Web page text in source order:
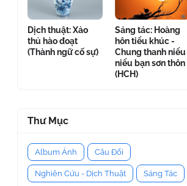
Dịch thuật: Xảo
thủ hào đoạt
(Thành ngữ cố sự)
Sáng tác: Hoàng
hôn tiểu khúc -
Chung thanh niểu
niểu bạn sơn thôn
(HCH)
Thư Mục
Album Ảnh Câu Đối
Nghiên Cứu - Dịch Thuật Sáng Tác